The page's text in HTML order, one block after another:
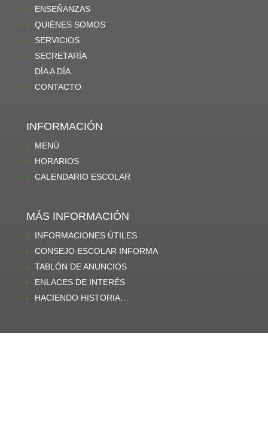
ENSEÑANZAS
QUIÉNES SOMOS
SERVICIOS
SECRETARÍA
DÍA A DÍA
CONTACTO
INFORMACIÓN
MENÚ
HORARIOS
CALENDARIO ESCOLAR
MÁS INFORMACIÓN
INFORMACIONES ÚTILES
CONSEJO ESCOLAR INFORMA
TABLÓN DE ANUNCIOS
ENLACES DE INTERÉS
HACIENDO HISTORIA…